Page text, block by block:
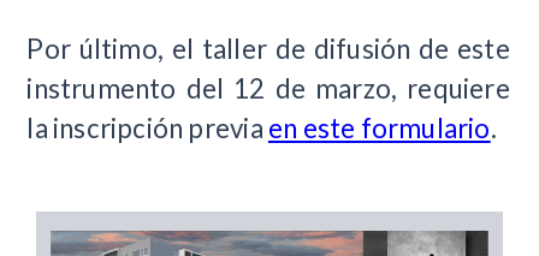
Por último, el taller de difusión de este
instrumento del 12 de marzo, requiere
la inscripción previa en este formulario.